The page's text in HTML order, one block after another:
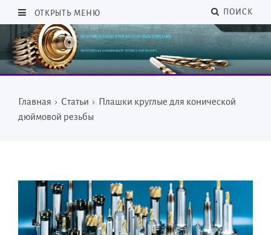
ОТКРЫТЬ МЕНЮ ПОИСК
Главная › Статьи › Плашки круглые для конической
дюймовой резьбы